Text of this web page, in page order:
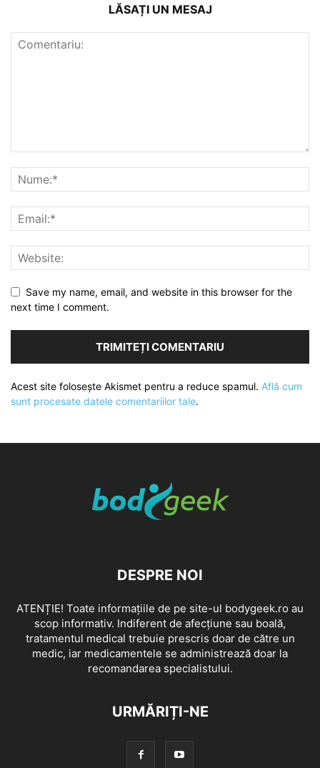
LĂSAȚI UN MESAJ
Save my name, email, and website in this browser for the
next time I comment.
Acest site folosește Akismet pentru a reduce spamul. Află cum
sunt procesate datele comentariilor tale.
DESPRE NOI
ATENȚIE! Toate informațiile de pe site-ul bodygeek.ro au
scop informativ. Indiferent de afecțiune sau boală,
tratamentul medical trebuie prescris doar de către un
medic, iar medicamentele se administrează doar la
recomandarea specialistului.
URMĂRIȚI-NE